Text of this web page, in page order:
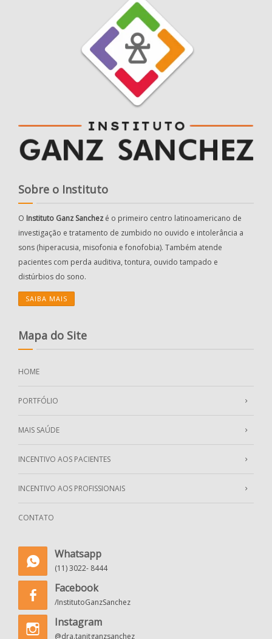
Sobre o Instituto
O Instituto Ganz Sanchez é o primeiro centro latinoamericano de
investigação e tratamento de zumbido no ouvido e intolerância a
sons (hiperacusia, misofonia e fonofobia). Também atende
pacientes com perda auditiva, tontura, ouvido tampado e
distúrbios do sono.
SAIBA MAIS
Mapa do Site
HOME
PORTFÓLIO
MAIS SAÚDE
INCENTIVO AOS PACIENTES
INCENTIVO AOS PROFISSIONAIS
CONTATO
Whatsapp
(11) 3022- 8444
Facebook
/InstitutoGanzSanchez
Instagram
@dra.tanitganzsanchez